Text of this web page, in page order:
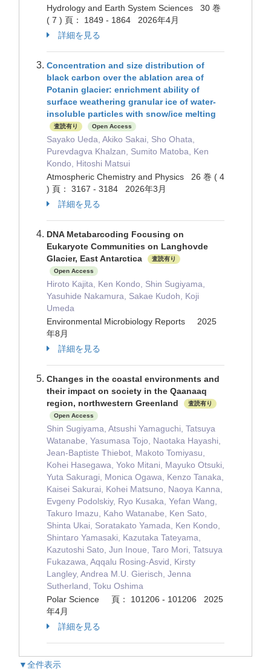
Hydrology and Earth System Sciences 30 巻
( 7 ) 頁： 1849 - 1864 2026年4月
詳細を見る
Concentration and size distribution of
black carbon over the ablation area of
Potanin glacier: enrichment ability of
surface weathering granular ice of water-
insoluble particles with snow/ice melting
査読有り Open Access
Sayako Ueda, Akiko Sakai, Sho Ohata,
Purevdagva Khalzan, Sumito Matoba, Ken
Kondo, Hitoshi Matsui
Atmospheric Chemistry and Physics 26 巻 ( 4
) 頁： 3167 - 3184 2026年3月
詳細を見る
DNA Metabarcoding Focusing on
Eukaryote Communities on Langhovde
Glacier, East Antarctica
査読有り
Open Access
Hiroto Kajita, Ken Kondo, Shin Sugiyama,
Yasuhide Nakamura, Sakae Kudoh, Koji
Umeda
Environmental Microbiology Reports 2025
年8月
詳細を見る
Changes in the coastal environments and
their impact on society in the Qaanaaq
region, northwestern Greenland
査読有り
Open Access
Shin Sugiyama, Atsushi Yamaguchi, Tatsuya
Watanabe, Yasumasa Tojo, Naotaka Hayashi,
Jean-Baptiste Thiebot, Makoto Tomiyasu,
Kohei Hasegawa, Yoko Mitani, Mayuko Otsuki,
Yuta Sakuragi, Monica Ogawa, Kenzo Tanaka,
Kaisei Sakurai, Kohei Matsuno, Naoya Kanna,
Evgeny Podolskiy, Ryo Kusaka, Yefan Wang,
Takuro Imazu, Kaho Watanabe, Ken Sato,
Shinta Ukai, Soratakato Yamada, Ken Kondo,
Shintaro Yamasaki, Kazutaka Tateyama,
Kazutoshi Sato, Jun Inoue, Taro Mori, Tatsuya
Fukazawa, Aqqalu Rosing-Asvid, Kirsty
Langley, Andrea M.U. Gierisch, Jenna
Sutherland, Toku Oshima
Polar Science 頁： 101206 - 101206 2025
年4月
詳細を見る
▼全件表示